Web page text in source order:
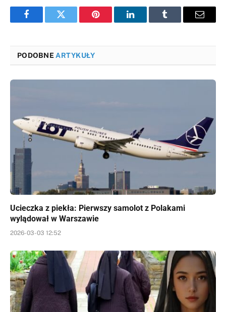
FacebookTwitter Pinterest LinkedInTumblr Email
PODOBNE ARTYKUŁY
Ucieczka z piekła: Pierwszy samolot z Polakami
wylądował w Warszawie
2026-03-03 12:52